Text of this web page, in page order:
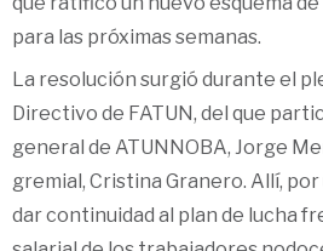
para las próximas semanas.
La resolución surgió durante el
Directivo de FATUN, del que
general de ATUNNOBA, Jorge
gremial, Cristina Granero. Allí,
dar continuidad al plan de lucha